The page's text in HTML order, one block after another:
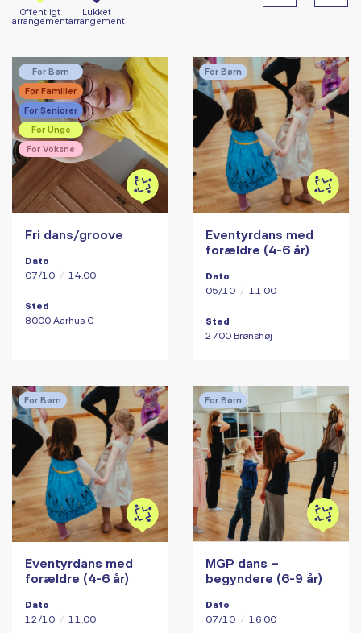
Offentligt
arrangement
Lukket
arrangement
For Børn
For Familier
For Seniorer
For Unge
For Voksne
Fri dans/groove
Dato
07/10 / 14:00
Sted
8000 Aarhus C
For Børn
Eventyrdans med
forældre (4-6 år)
Dato
05/10 / 11:00
Sted
2700 Brønshøj
For Børn
Eventyrdans med
forældre (4-6 år)
Dato
12/10 / 11:00
For Børn
MGP dans –
begyndere (6-9 år)
Dato
07/10 / 16:00